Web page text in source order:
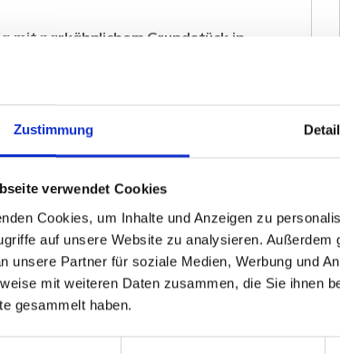
Zustimmung
verwendet Cookies
Cookies, um Inhalte und Anzeigen zu
auf unsere Website zu analysieren.
unsere Partner für soziale Medien, Werbung und
mit weiteren Daten zusammen, die Sie ihnen
gesammelt haben.
mit parkähnlichem Grundstück in
216
Salzuflen Bückeburg Heeßen Herford Hespe Hille
Obernkirchen Petershagen Petershagen / Bierde
Barkhausen Porta Westfalica / Eisbergen
/ Vennebeck Rahden Rinteln Vlotho